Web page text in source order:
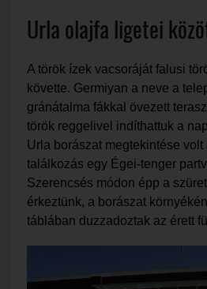
Urla olajfa ligetei
A török ízek vacsoráját falusi
követte. Germiyan a neve a
gránátalma fákkal övezett
török reggelivel indíthattuk a
Urla borászat megtekintése
találkozás egy Égei-tenger
Szerencsés módon épp a
érkeztünk, a borászat
táblában duzzadoztak az érett